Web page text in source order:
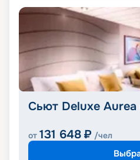
Сьют Deluxe Aurea
от 131 648 ₽ /чел